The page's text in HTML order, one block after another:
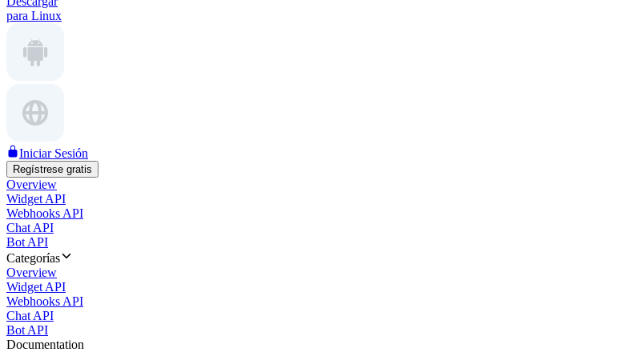
para Linux
Iniciar Sesión
Regístrese gratis
Overview
Widget API
Webhooks API
Chat API
Bot API
Categorías
Overview
Widget API
Webhooks API
Chat API
Bot API
Documentation